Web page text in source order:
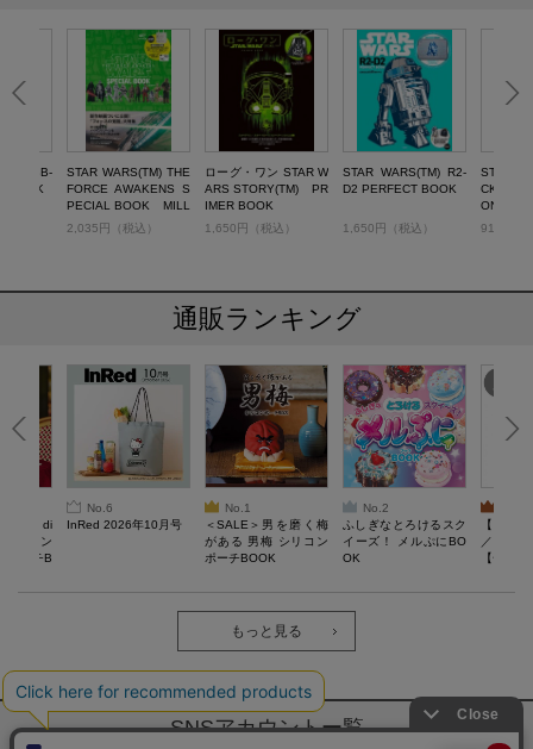
BB-
BOOK
STAR WARS(TM) THE
FORCE AWAKENS S
PECIAL BOOK MILL
ENNIUM FALCON
2,035円（税込）
ローグ・ワン STAR W
ARS STORY(TM) PR
IMER BOOK
1,650円（税込）
STAR WARS(TM) R2-
D2 PERFECT BOOK
1,650円（税込）
STAR
CKER
ONE
913円（
通販ランキング
di
ティン
ポーチB
No.6
InRed 2026年10月号
No.1
＜SALE＞男を磨く梅
がある 男梅 シリコン
ポーチBOOK
No.2
ふしぎなとろけるスク
イーズ！ メルぷにBO
OK
【
／Lサイ
【一般
ウェア
もっと見る
SNSアカウントー覧